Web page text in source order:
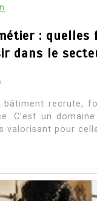
: quelles
dans le
bâtiment recrute,
C’est un
valorisant pour